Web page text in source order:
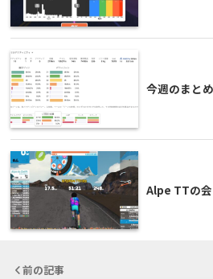
今週のまと
Alpe TTの
前の記事